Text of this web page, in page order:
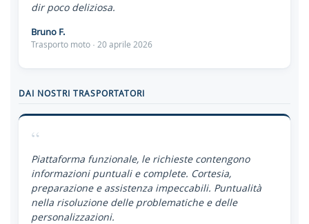
dir poco deliziosa.
Bruno F.
Trasporto moto · 20 aprile 2026
DAI NOSTRI TRASPORTATORI
“
Piattaforma funzionale, le richieste contengono
informazioni puntuali e complete. Cortesia,
preparazione e assistenza impeccabili. Puntualità
nella risoluzione delle problematiche e delle
personalizzazioni.